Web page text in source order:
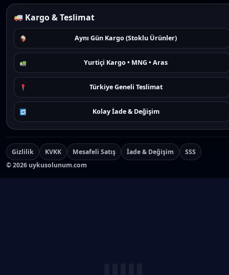
Kargo & Teslimat
Aynı Gün Kargo (Stoklu Ürünler)
Yurtiçi Kargo • MNG • Aras
Türkiye Geneli Teslimat
Kolay İade & Değişim
Gizlilik KVKK Mesafeli Satış İade & Değişim
SSS
©2026 uykusolunum.com